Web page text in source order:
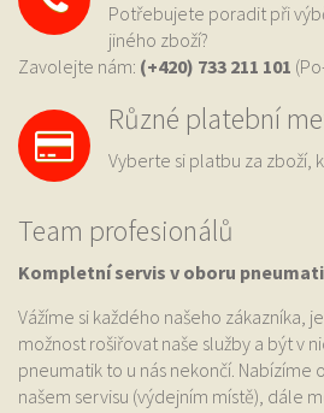
Potřebujete poradit při
jiného zboží?
Zavolejte nám: (+420) 733 211 101
Různé platební
Vyberte si platbu za zboží,
Team profesionálů
Kompletní servis v oboru
Vážíme si každého našeho zákazníka,
možnost rošiřovat naše služby a být v
pneumatik to u nás nekončí.
našem servisu (výdejním místě), dále